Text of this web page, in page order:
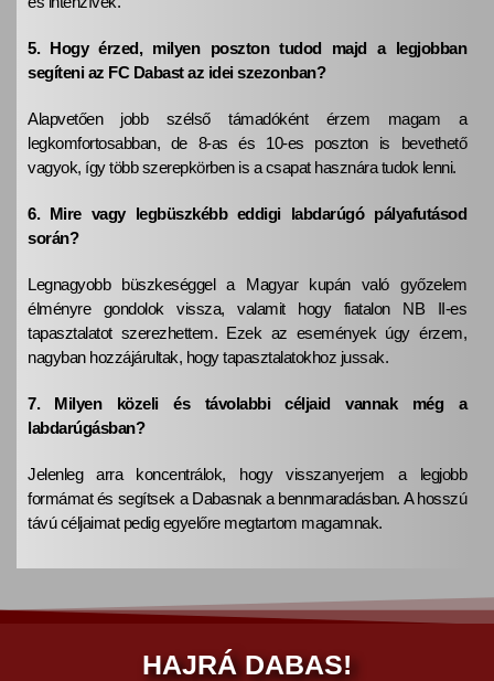
5. Hogy érzed, milyen poszton tudod majd a legjobban
segíteni az FC Dabast az idei szezonban?
Alapvetően jobb szélső támadóként érzem magam a
legkomfortosabban, de 8-as és 10-es poszton is bevethető
vagyok, így több szerepkörben is a csapat hasznára tudok lenni.
6. Mire vagy legbüszkébb eddigi labdarúgó pályafutásod
során?
Legnagyobb büszkeséggel a Magyar kupán való győzelem
élményre gondolok vissza, valamit hogy fiatalon NB II-es
tapasztalatot szerezhettem. Ezek az események úgy érzem,
nagyban hozzájárultak, hogy tapasztalatokhoz jussak.
7. Milyen közeli és távolabbi céljaid vannak még a
labdarúgásban?
Jelenleg arra koncentrálok, hogy visszanyerjem a legjobb
formámat és segítsek a Dabasnak a bennmaradásban. A hosszú
távú céljaimat pedig egyelőre megtartom magamnak.
HAJRÁ DABAS!